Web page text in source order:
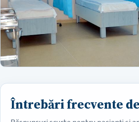
Întrebări frecvente